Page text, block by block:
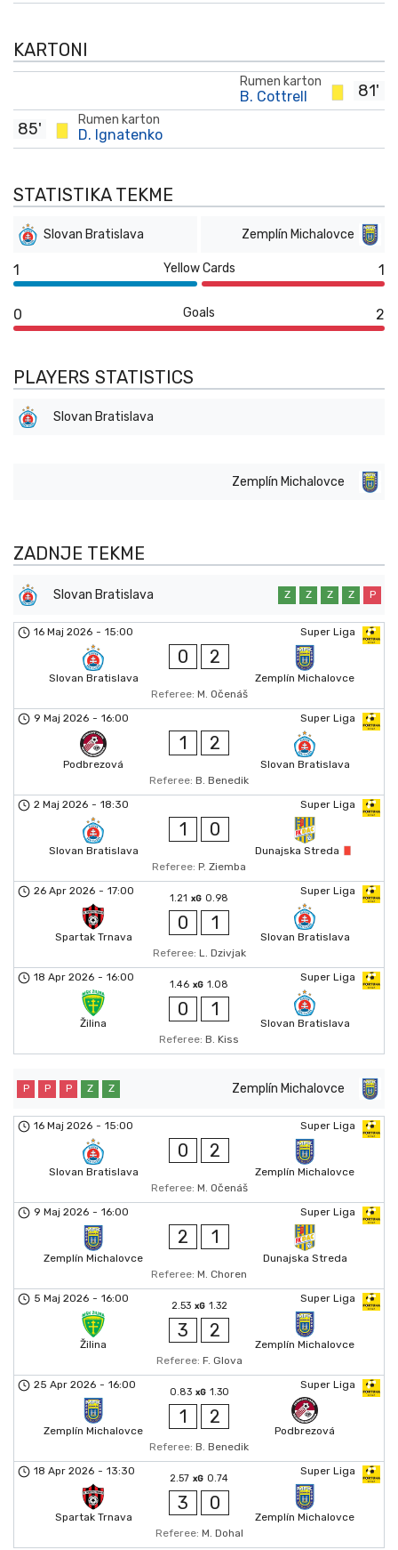
KARTONI
81'
Rumen karton
B. Cottrell
Rumen karton
D. Ignatenko
85'
STATISTIKA TEKME
Slovan Bratislava Zemplín Michalovce
1 Yellow Cards 1
0 Goals 2
PLAYERS STATISTICS
Slovan Bratislava
Zemplín Michalovce
ZADNJE TEKME
Slovan Bratislava Z Z Z Z P
Super Liga
16 Maj 2026 - 15:00
Slovan Bratislava
0 2
Zemplín Michalovce
Referee: M. Očenáš
Super Liga
9 Maj 2026 - 16:00
Podbrezová
1 2
Slovan Bratislava
Referee: B. Benedik
Super Liga
2 Maj 2026 - 18:30
Slovan Bratislava
1 0
Dunajska Streda
Referee: P. Ziemba
Super Liga
26 Apr 2026 - 17:00
Spartak Trnava
1.21 xG 0.98
0 1
Slovan Bratislava
Referee: L. Dzivjak
Super Liga
18 Apr 2026 - 16:00
Žilina
1.46 xG 1.08
0 1
Slovan Bratislava
Referee: B. Kiss
Zemplín Michalovce
P P P Z Z
Super Liga
16 Maj 2026 - 15:00
Slovan Bratislava
0 2
Zemplín Michalovce
Referee: M. Očenáš
Super Liga
9 Maj 2026 - 16:00
Zemplín Michalovce
2 1
Dunajska Streda
Referee: M. Choren
Super Liga
5 Maj 2026 - 16:00
Žilina
2.53 xG 1.32
3 2
Zemplín Michalovce
Referee: F. Glova
Super Liga
25 Apr 2026 - 16:00
Zemplín Michalovce
0.83 xG 1.30
1 2
Podbrezová
Referee: B. Benedik
Super Liga
18 Apr 2026 - 13:30
Spartak Trnava
2.57 xG 0.74
3 0
Zemplín Michalovce
Referee: M. Dohal